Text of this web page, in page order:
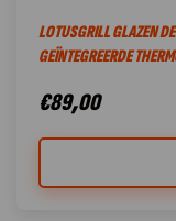
LOTUSGRILL GLAZEN
GEÏNTEGREERDE
€89,00